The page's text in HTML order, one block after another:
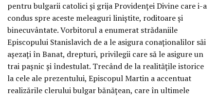
pentru bulgarii catolici şi grija Providenţei Divine care i-a
condus spre aceste meleaguri liniştite, roditoare şi
binecuvântate. Vorbitorul a enumerat strădaniile
Episcopului Stanislavich de a le asigura conaţionalilor săi
aşezaţi în Banat, drepturi, privilegii care să le asigure un
trai paşnic şi îndestulat. Trecând de la realităţile istorice
la cele ale prezentului, Episcopul Martin a accentuat
realizările clerului bulgar bănăţean, care în ultimele